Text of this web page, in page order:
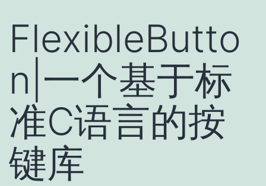
FlexibleButto
n|一个基于标
准C语言的按
键库